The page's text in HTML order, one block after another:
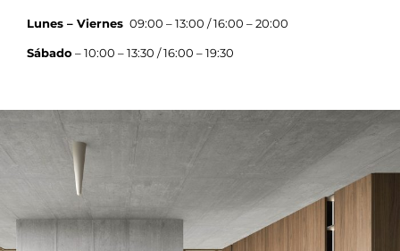
Lunes – Viernes 09:00 – 13:00 / 16:00 – 20:00
Sábado – 10:00 – 13:30 / 16:00 – 19:30